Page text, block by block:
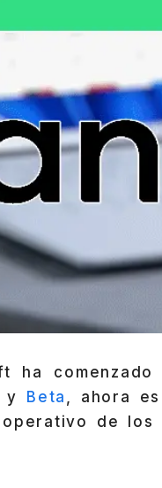
ha
y Beta , ahora
operativo de los